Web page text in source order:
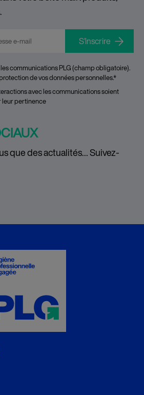
communications PLG (champ obligatoire).
de vos données personnelles.*
avec les communications soient
leur pertinence
que des actualités… Suivez-